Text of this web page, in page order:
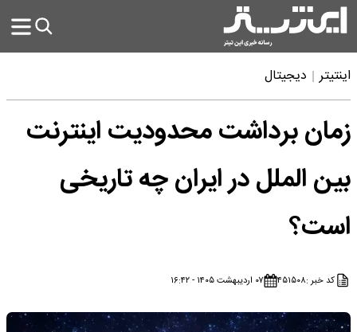
اینتیتر دیجیتال
زمان برداشت محدودیت اینترنت
بین الملل در ایران چه تاریخی
است؟
کد خبر :۴۵۱۵۰۸ ۰۷ اردیبهشت ۱۴۰۵ - ۱۶:۴۲